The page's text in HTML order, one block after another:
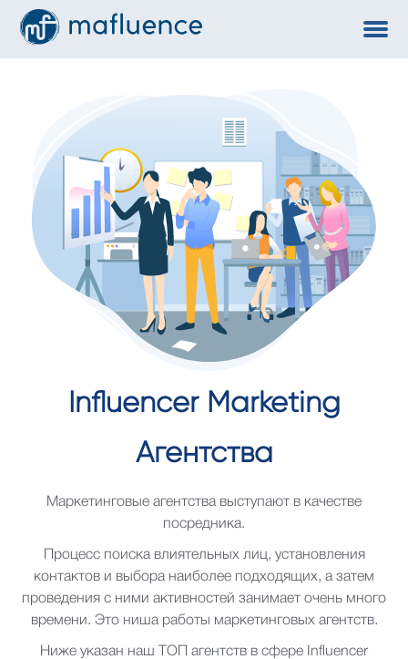
Influencer Marketing
Агентства
Маркетинговые агентства выступают в качестве
посредника.
Процесс поиска влиятельных лиц, установления
контактов и выбора наиболее подходящих, а затем
проведения с ними активностей занимает очень много
времени. Это ниша работы маркетинговых агентств.
Ниже указан наш ТОП агентств в сфере Influencer